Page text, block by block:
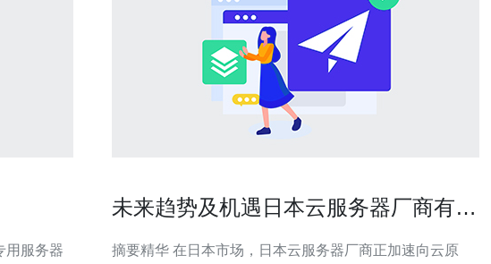
用服务器
未来趋势及机遇日本云服务器厂商有哪
摘要精华 在日本市场，日本云服务器厂商正加速向云原